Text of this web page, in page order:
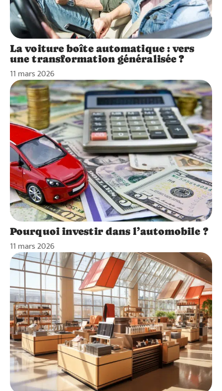
La voiture boîte automatique : vers
une transformation généralisée ?
11 mars 2026
Pourquoi investir dans l’automobile ?
11 mars 2026